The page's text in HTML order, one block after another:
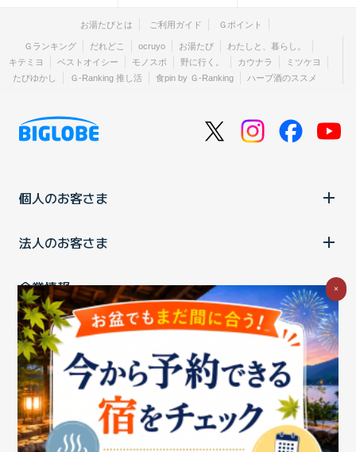
お湯たびとは ご利用ガイド Ｇポイント
Ｇランキング だれどこ ocruyo お湯たび
わたしと、暮らし。
キテミヨ
ベストオイシー モノスポ 野に行く。 カウナラ
ミツケヨ
たびゆかし
Ｇ-Ranking 推し活 食pin by Ｇ-Ranking ハーブ酒のススメ
個人のお客さま
法人のお客さま
企業情報
ご利用中の方
お問い合わせ消費税の表示 ウェブアクセシビリティの取り組み
個人情報保護ポリシープライバシーポータル
Cookieポリシー
特定商取引法に基づく表記情報セキュリティ基本方針
商標についてBIGLOBEトップ
×